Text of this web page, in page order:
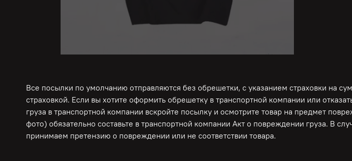
Все посылки по умолчанию отправляются без обрешетки, с указанием страховки на
страховкой. Если вы хотите оформить обрешетку в транспортной компании или
груза в транспортной компании вскройте посылку и осмотрите товар на предмет
фото) обязательно составьте в транспортной компании Акт о повреждении груза. В
принимаем претензию о повреждении или не соответствии товара.